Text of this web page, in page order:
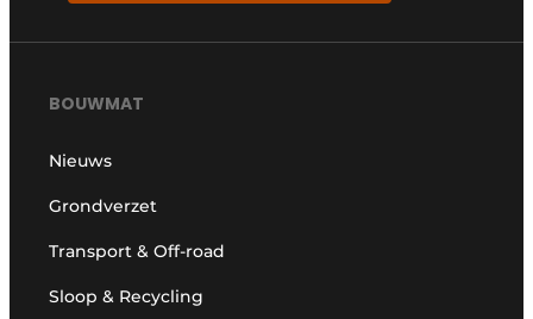
BOUWMAT
Nieuws
Grondverzet
Transport & Off-road
Sloop & Recycling